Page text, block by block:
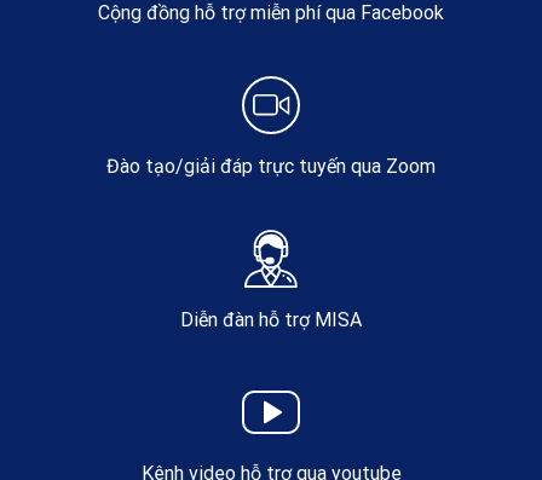
Cộng đồng hỗ trợ miễn phí qua Facebook
Đào tạo/giải đáp trực tuyến qua Zoom
Diễn đàn hỗ trợ MISA
Kênh video hỗ trợ qua youtube